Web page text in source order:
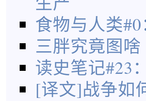
食物与人类
三胖究竟图啥
读史笔记#23
[译文]战争如